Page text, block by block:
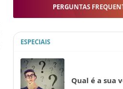
PERGUNTAS
ESPECIAIS
Qual é a sua